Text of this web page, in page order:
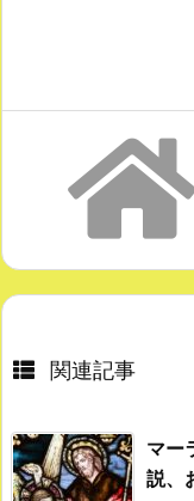
関連記事
マー
説、